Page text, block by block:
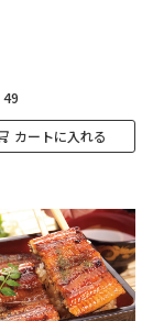
49
カートに入れる